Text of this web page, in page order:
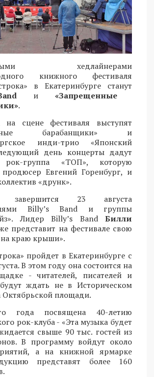
хедлайнерами
книжного фестиваля
в Екатеринбурге станут
и «Запрещенные
.
на сцене фестиваля выступят
барабанщики» и
инди-трио «Японский
день концерты дадут
рок-группа «ТОП», которую
продюсер Евгений Горенбург, и
«друнк».
завершится 23 августа
Billy’s Band и группы
Лидер Billy’s Band Билли
представит на фестивале свою
краю крыши».
пройдет в Екатеринбурге с
В этом году она состоится на
- читателей, писателей и
ждать не в Историческом
Октябрьской площади.
года посвящена 40-летию
рок-клуба - «Эта музыка будет
свыше 90 тыс. гостей из
В программу войдут около
а на книжной ярмарке
представят более 160